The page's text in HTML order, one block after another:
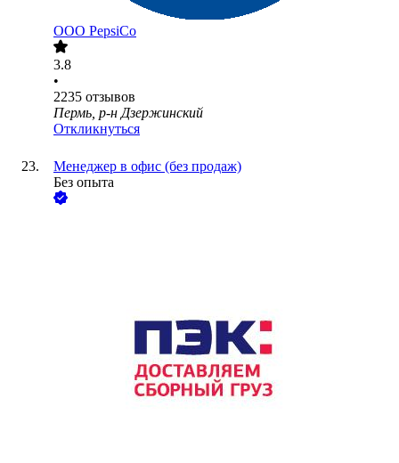
ООО PepsiCo
3.8
•
2235 отзывов
Пермь, р-н Дзержинский
Откликнуться
Менеджер в офис (без продаж)
Без опыта